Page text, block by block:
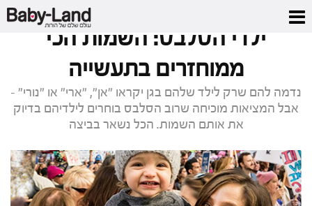
דף הבית ילדי הסלבס: השמות הכי ממוחזרים בתעשייה
ילדי הסלבס: השמות הכי
ממוחזרים בתעשייה
נדמה להם שרק לילד שלהם בגן יקראו "אן", "ארי" או "נורי" -
אבל המציאות מוכיחה שרוב הסלבס בוחרים לילדיהם בדיוק
את אותם השמות. הכל נשאר בביצה